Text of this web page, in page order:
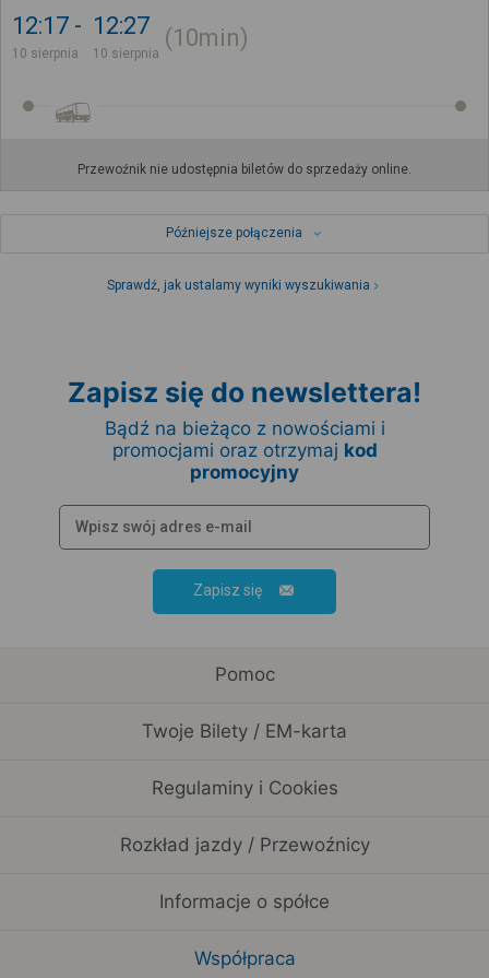
12:17
10 sierpnia
12:27
10 sierpnia
10min
Przewoźnik nie udostępnia biletów do sprzedaży online.
Późniejsze połączenia
Sprawdź, jak ustalamy wyniki wyszukiwania
Zapisz się do newslettera!
Bądź na bieżąco z nowościami i
promocjami oraz otrzymaj kod
promocyjny
Zapisz się
Pomoc
Twoje Bilety / EM-karta
Regulaminy i Cookies
Rozkład jazdy / Przewoźnicy
Informacje o spółce
Współpraca